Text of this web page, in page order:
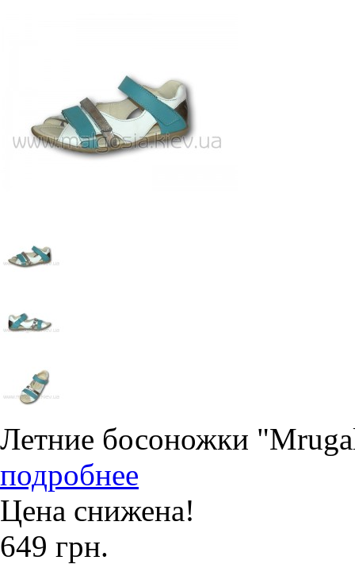
Летние босоножки
подробнее
Цена снижена!
649 грн.